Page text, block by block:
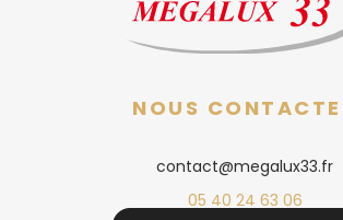
NOUS
contact@megalux33.fr
05 40 24 63 06